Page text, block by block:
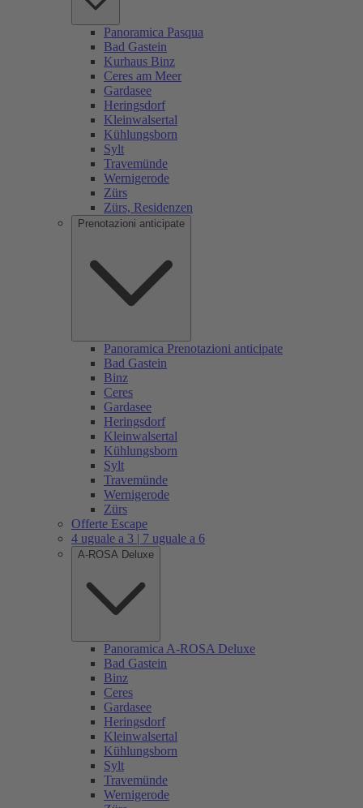
Panoramica Pasqua
Bad Gastein
Kurhaus Binz
Ceres am Meer
Gardasee
Heringsdorf
Kleinwalsertal
Kühlungsborn
Sylt
Travemünde
Wernigerode
Zürs
Zürs, Residenzen
Prenotazioni anticipate
Panoramica Prenotazioni anticipate
Bad Gastein
Binz
Ceres
Gardasee
Heringsdorf
Kleinwalsertal
Kühlungsborn
Sylt
Travemünde
Wernigerode
Zürs
Offerte Escape
4 uguale a 3 | 7 uguale a 6
A-ROSA Deluxe
Panoramica A-ROSA Deluxe
Bad Gastein
Binz
Ceres
Gardasee
Heringsdorf
Kleinwalsertal
Kühlungsborn
Sylt
Travemünde
Wernigerode